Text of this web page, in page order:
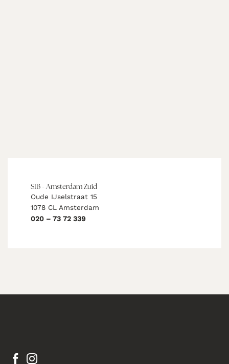
SIB - Amsterdam Zuid
Oude IJselstraat 15
1078 CL Amsterdam
020 – 73 72 339